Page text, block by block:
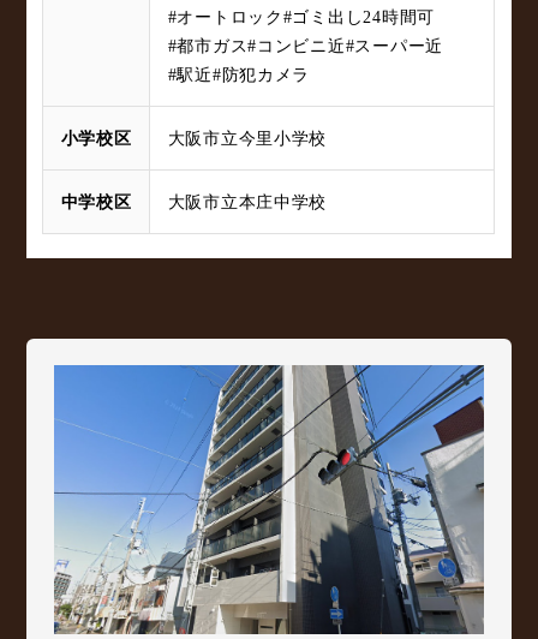
#オートロック#ゴミ出し24時間可
#都市ガス#コンビニ近#スーパー近
#駅近#防犯カメラ
小学校区 大阪市立今里小学校
中学校区 大阪市立本庄中学校